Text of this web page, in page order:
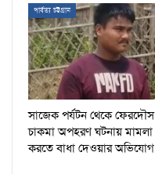
পার্বত্য চট্টগ্রাম
সাজেক পর্যটন থেকে ফেরদৌস
চাকমা অপহরণ ঘটনায় মামলা
করতে বাধা দেওয়ার অভিযোগ